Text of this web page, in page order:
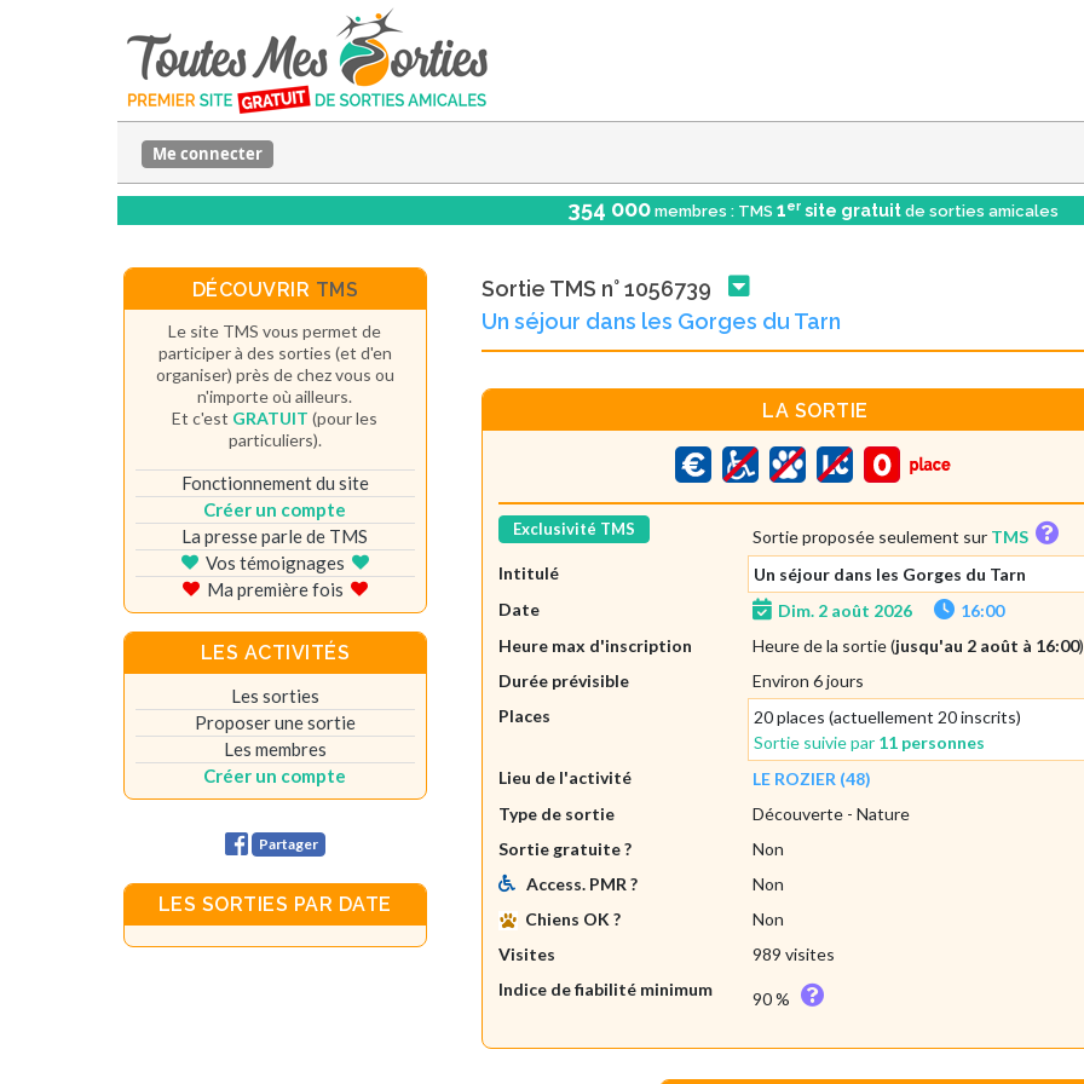
Me connecter
354 000 membres : TMS 1er site gratuit de sorties amicales
Sortie TMS n° 1056739
Un séjour dans les Gorges du Tarn
LA SORTIE
Exclusivité TMS Sortie proposée seulement sur TMS
Intitulé
Un séjour dans les Gorges du Tarn
Date
Dim. 2 août 2026
16:00
Heure max d'inscription
Heure de la sortie (jusqu'au 2 août à 16:00)
Durée prévisible
Environ 6 jours
Places
20 places (actuellement 20 inscrits)
Sortie suivie par 11 personnes
Lieu de l'activité
LE ROZIER (48)
Type de sortie
Découverte - Nature
Sortie gratuite ?
Non
Access. PMR ?
Non
Chiens OK ?
Non
Visites
989 visites
Indice de fiabilité minimum
90 %
DÉCOUVRIR TMS
Le site TMS vous permet de
participer à des sorties (et d'en
organiser) près de chez vous ou
n'importe où ailleurs.
Et c'est GRATUIT (pour les
particuliers).
Fonctionnement du site
Créer un compte
La presse parle de TMS
Vos témoignages
Ma première fois
LES ACTIVITÉS
Les sorties
Proposer une sortie
Les membres
Créer un compte
Partager
LES SORTIES PAR DATE